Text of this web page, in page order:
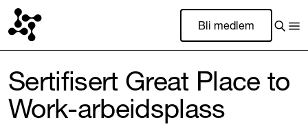
Bli medlem
Sertifisert Great Place to
Work-arbeidsplass